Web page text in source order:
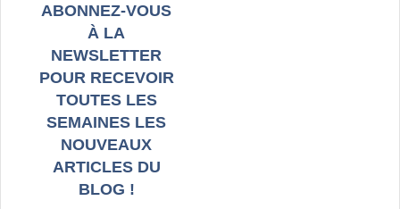
ABONNEZ-VOUS
À LA
NEWSLETTER
POUR RECEVOIR
TOUTES LES
SEMAINES LES
NOUVEAUX
ARTICLES DU
BLOG !